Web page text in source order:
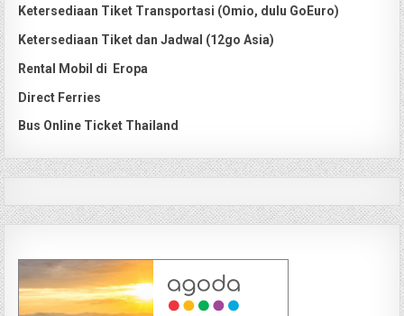
Ketersediaan Tiket Transportasi (Omio, dulu GoEuro)
Ketersediaan Tiket dan Jadwal (12go Asia)
Rental Mobil di Eropa
Direct Ferries
Bus Online Ticket Thailand